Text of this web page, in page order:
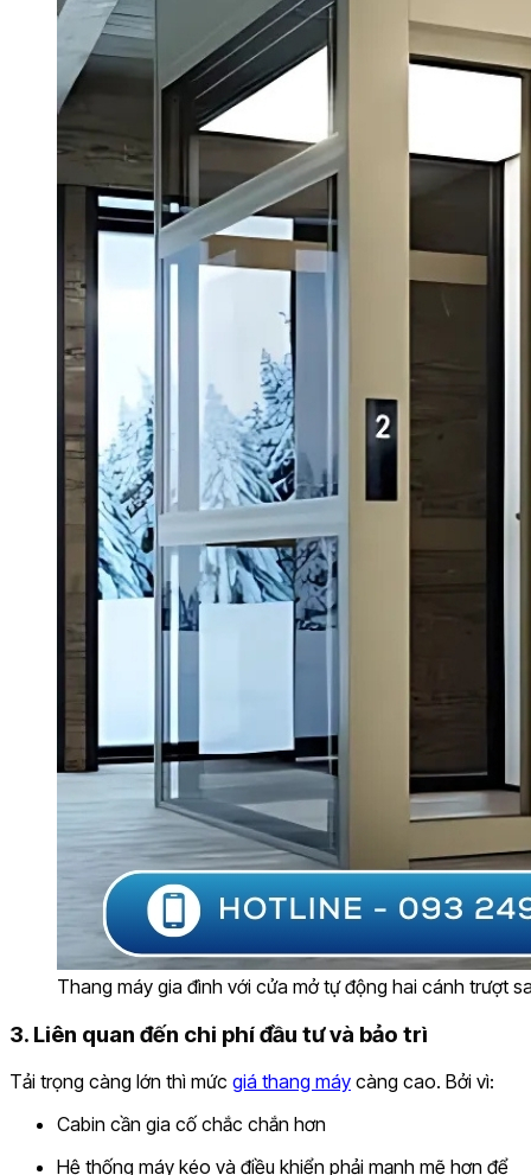
Thang máy gia đình với cửa mở tự động hai cánh trượt
3. Liên quan đến chi phí đầu tư và bảo trì
Tải trọng càng lớn thì mức giá thang máy càng cao. Bởi vì:
Cabin cần gia cố chắc chắn hơn
Hệ thống máy kéo và điều khiển phải mạnh mẽ hơn để